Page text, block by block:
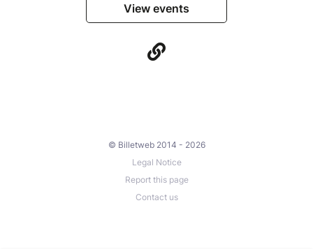
View events
© Billetweb 2014 - 2026
Legal Notice
Report this page
Contact us